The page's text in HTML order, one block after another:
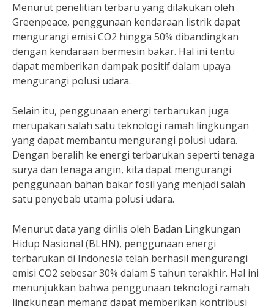
Menurut penelitian terbaru yang dilakukan oleh
Greenpeace, penggunaan kendaraan listrik dapat
mengurangi emisi CO2 hingga 50% dibandingkan
dengan kendaraan bermesin bakar. Hal ini tentu
dapat memberikan dampak positif dalam upaya
mengurangi polusi udara.
Selain itu, penggunaan energi terbarukan juga
merupakan salah satu teknologi ramah lingkungan
yang dapat membantu mengurangi polusi udara.
Dengan beralih ke energi terbarukan seperti tenaga
surya dan tenaga angin, kita dapat mengurangi
penggunaan bahan bakar fosil yang menjadi salah
satu penyebab utama polusi udara.
Menurut data yang dirilis oleh Badan Lingkungan
Hidup Nasional (BLHN), penggunaan energi
terbarukan di Indonesia telah berhasil mengurangi
emisi CO2 sebesar 30% dalam 5 tahun terakhir. Hal ini
menunjukkan bahwa penggunaan teknologi ramah
lingkungan memang dapat memberikan kontribusi